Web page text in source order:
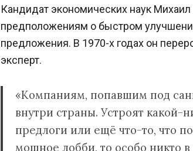
Кандидат экономических наук
предположениям о быстром
предложения. В 1970-х годах он
эксперт.
«Компаниям, попавшим под
внутри страны. Устроят
предлоги или ещё что-то, что
мощное лобби, то особо никто